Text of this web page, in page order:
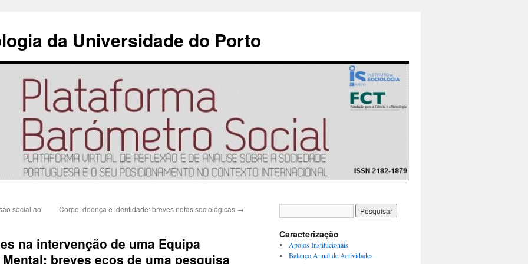
da Universidade do Porto
social ao
Corpo, doença e identidade: breves notas sociológicas →
na intervenção de uma Equipa
breves ecos de uma pesquisa
Caracterização
Apoios Institucionais
Balanço Anual de Actividades